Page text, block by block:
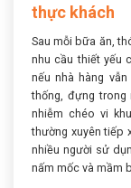
thực khách
Sau mỗi bữa ăn,
nhu cầu thiết yếu
nếu nhà hàng
thống, đựng trong
nhiễm chéo vi
thường xuyên tiếp
nhiều người sử
nấm mốc và mầm